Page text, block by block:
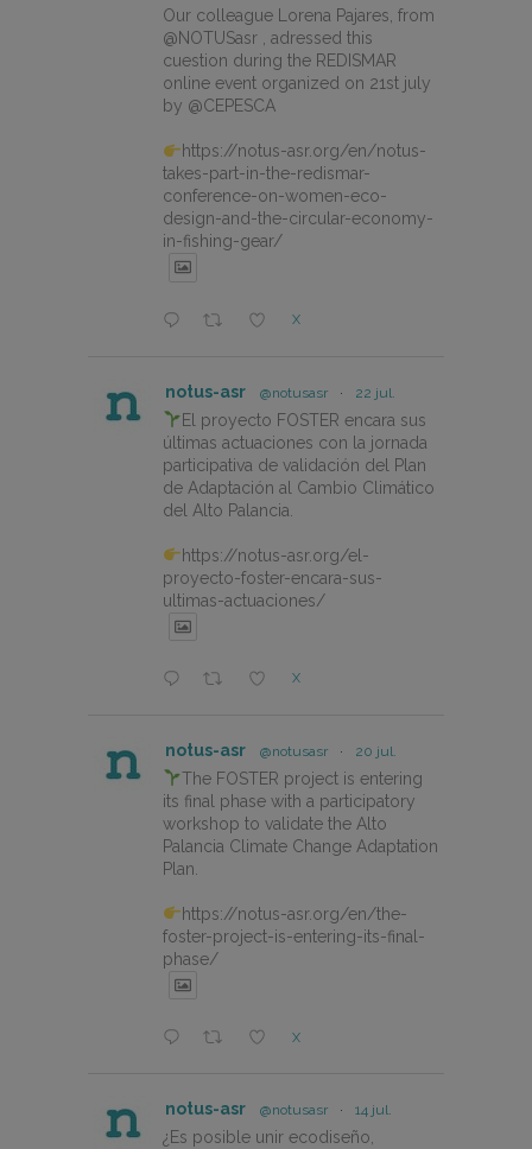
Our colleague Lorena Pajares, from
@NOTUSasr , adressed this
cuestion during the REDISMAR
online event organized on 21st july
by @CEPESCA
https://notus-asr.org/en/notus-
takes-part-in-the-redismar-
conference-on-women-eco-
design-and-the-circular-economy-
in-fishing-gear/
X
notus-asr @notusasr · 22 jul.
El proyecto FOSTER encara sus
últimas actuaciones con la jornada
participativa de validación del Plan
de Adaptación al Cambio Climático
del Alto Palancia.
https://notus-asr.org/el-
proyecto-foster-encara-sus-
ultimas-actuaciones/
X
notus-asr @notusasr · 20 jul.
The FOSTER project is entering
its final phase with a participatory
workshop to validate the Alto
Palancia Climate Change Adaptation
Plan.
https://notus-asr.org/en/the-
foster-project-is-entering-its-final-
phase/
X
notus-asr @notusasr · 14 jul.
¿Es posible unir ecodiseño,